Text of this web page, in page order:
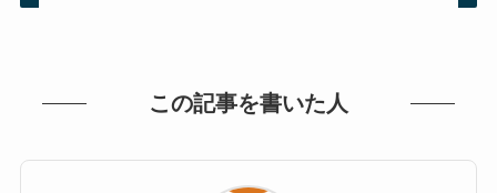
この記事を書いた人